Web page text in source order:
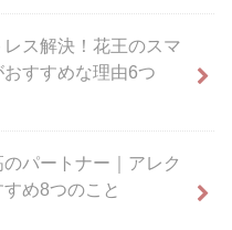
ス解決！花王のスマ
すすめな理由6つ
パートナー｜アレク
め8つのこと